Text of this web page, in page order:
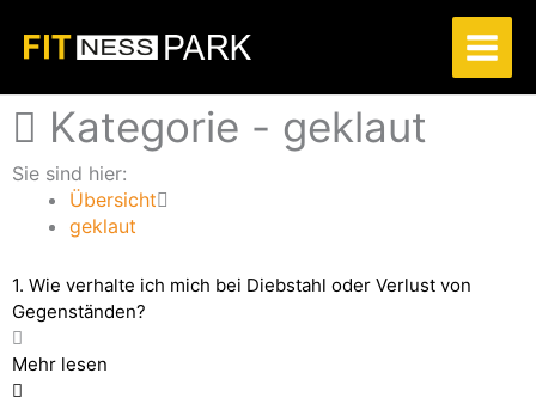
Inhalt
springen
Kategorie - geklaut
Sie sind hier:
Übersicht
geklaut
1. Wie verhalte ich mich bei Diebstahl oder Verlust von
Gegenständen?
Mehr lesen